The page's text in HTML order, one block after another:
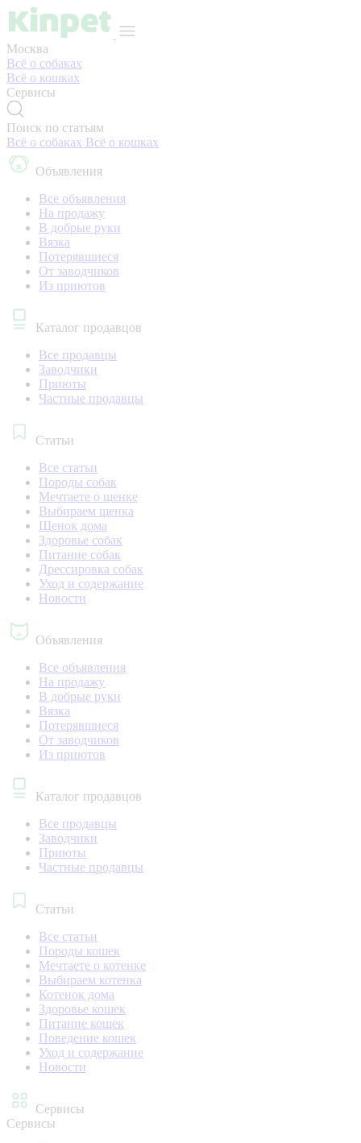
Москва
Всё о собаках
Всё о кошках
Сервисы
Поиск по статьям
Всё о собаках Всё о кошках
Объявления
Все объявления
На продажу
В добрые руки
Вязка
Потерявшиеся
От заводчиков
Из приютов
Каталог продавцов
Все продавцы
Заводчики
Приюты
Частные продавцы
Статьи
Все статьи
Породы собак
Мечтаете о щенке
Выбираем щенка
Щенок дома
Здоровье собак
Питание собак
Дрессировка собак
Уход и содержание
Новости
Объявления
Все объявления
На продажу
В добрые руки
Вязка
Потерявшиеся
От заводчиков
Из приютов
Каталог продавцов
Все продавцы
Заводчики
Приюты
Частные продавцы
Статьи
Все статьи
Породы кошек
Мечтаете о котенке
Выбираем котенка
Котенок дома
Здоровье кошек
Питание кошек
Поведение кошек
Уход и содержание
Новости
Сервисы
Сервисы